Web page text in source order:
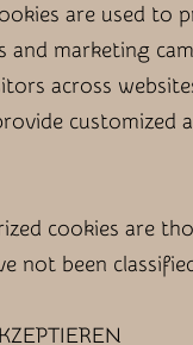
are used to
and marketing
across
customized
cookies are
not been